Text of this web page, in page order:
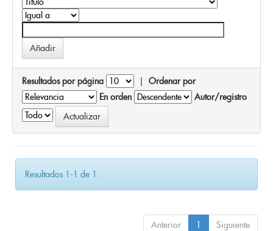
Resultados por página | Ordenar por
En orden
Autor/registro
Resultados 1-1 de 1.
Anterior 1 Siguiente